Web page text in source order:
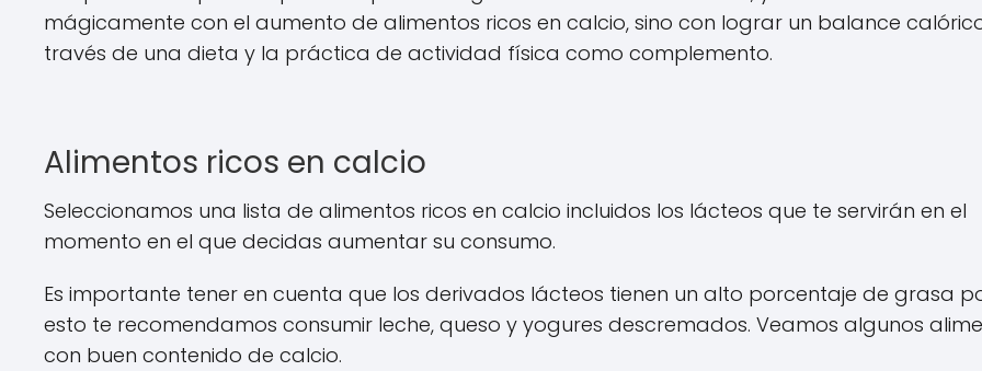
mágicamente con el aumento de alimentos ricos en calcio, sino con lograr un balance
través de una dieta y la práctica de actividad física como complemento.
Alimentos ricos en calcio
Seleccionamos una lista de alimentos ricos en calcio incluidos los lácteos que te servirán en el
momento en el que decidas aumentar su consumo.
Es importante tener en cuenta que los derivados lácteos tienen un alto porcentaje de grasa
esto te recomendamos consumir leche, queso y yogures descremados. Veamos algunos
con buen contenido de calcio.